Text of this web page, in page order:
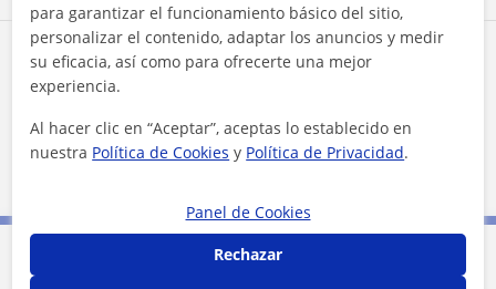
Zona de David
Localidades a las que se desplaza para dar clase
Madrid (Ciudad)
para garantizar el funcionamiento básico del sitio,
personalizar el contenido, adaptar los anuncios y medir
su eficacia, así como para ofrecerte una mejor
experiencia.
Al hacer clic en “Aceptar”, aceptas lo establecido en
nuestra Política de Cookies y Política de Privacidad.
Panel de Cookies
Rechazar